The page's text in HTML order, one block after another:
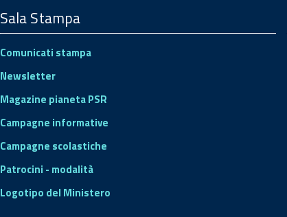
Sala Stampa
Comunicati stampa
Newsletter
Magazine pianeta PSR
Campagne informative
Campagne scolastiche
Patrocini - modalità
Logotipo del Ministero